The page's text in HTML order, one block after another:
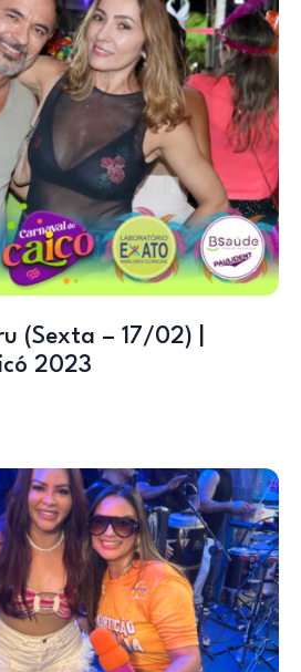
(Sexta – 17/02) |
2023